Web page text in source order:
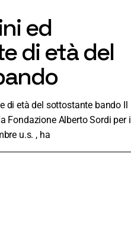
ed
di età del
età del sottostante bando Il
Fondazione Alberto Sordi per i
u.s. , ha